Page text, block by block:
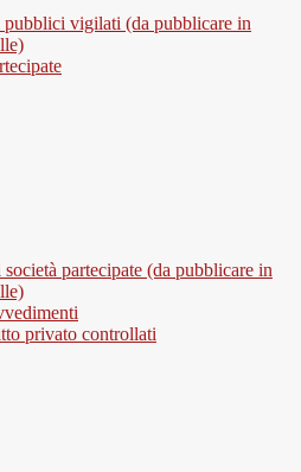
pubblici vigilati (da pubblicare in
partecipate (da pubblicare in
privato controllati